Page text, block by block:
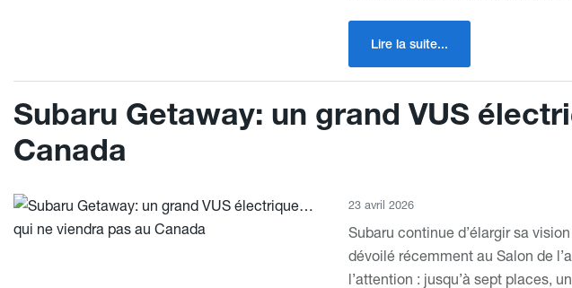
Lire la suite...
Subaru Getaway: un grand VUS
Canada
23 avril 2026
Subaru continue d’élargir sa
dévoilé récemment au Salon de
l’attention : jusqu’à sept places,